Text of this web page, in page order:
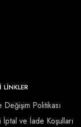
LINKLER
Değişim Politikası
İptal ve İade Koşulları